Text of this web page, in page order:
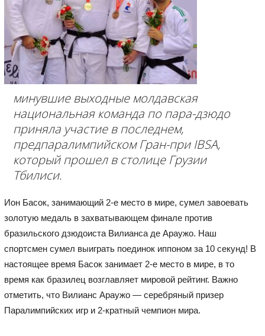
минувшие выходные молдавская
национальная команда по пара-дзюдо
приняла участие в последнем,
предпаралимпийском Гран-при IBSA,
который прошел в столице Грузии
Тбилиси.
Ион Басок, занимающий 2-е место в мире, сумел завоевать
золотую медаль в захватывающем финале против
бразильского дзюдоиста Вилианса де Араужо. Наш
спортсмен сумел выиграть поединок иппоном за 10 секунд! В
настоящее время Басок занимает 2-е место в мире, в то
время как бразилец возглавляет мировой рейтинг. Важно
отметить, что Вилианс Араужо — серебряный призер
Паралимпийских игр и 2-кратный чемпион мира.